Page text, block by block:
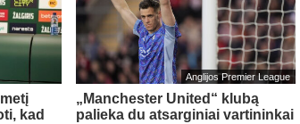
kad
Anglijos Premier League
„Manchester United“ klubą
palieka du atsarginiai vartininkai